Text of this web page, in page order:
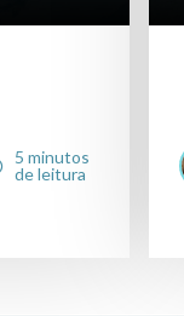
5 minutos
de leitura